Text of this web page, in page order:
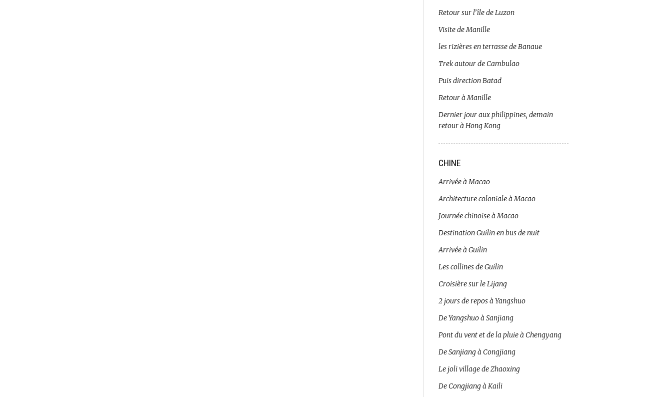
Retour sur l’île de Luzon
Visite de Manille
les rizières en terrasse de Banaue
Trek autour de Cambulao
Puis direction Batad
Retour à Manille
Dernier jour aux philippines, demain
retour à Hong Kong
CHINE
Arrivée à Macao
Architecture coloniale à Macao
Journée chinoise à Macao
Destination Guilin en bus de nuit
Arrivée à Guilin
Les collines de Guilin
Croisière sur le Lijang
2 jours de repos à Yangshuo
De Yangshuo à Sanjiang
Pont du vent et de la pluie à Chengyang
De Sanjiang à Congjiang
Le joli village de Zhaoxing
De Congjiang à Kaili